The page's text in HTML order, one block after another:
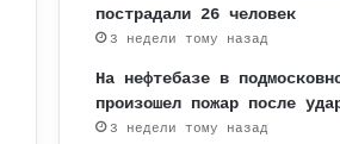
пострадали 26 человек
3 недели тому назад
На нефтебазе в
произошел пожар после
3 недели тому назад